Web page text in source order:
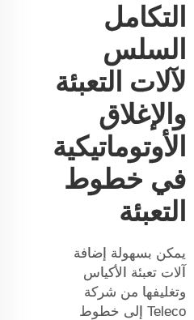
التكامل
السلس
لآلات التعبئة
والإغلاق
الأوتوماتيكية
في خطوط
التعبئة
يمكن بسهولة إضافة
آلات تعبئة الأكياس
وتغليفها من شركة
Teleco إلى خطوط